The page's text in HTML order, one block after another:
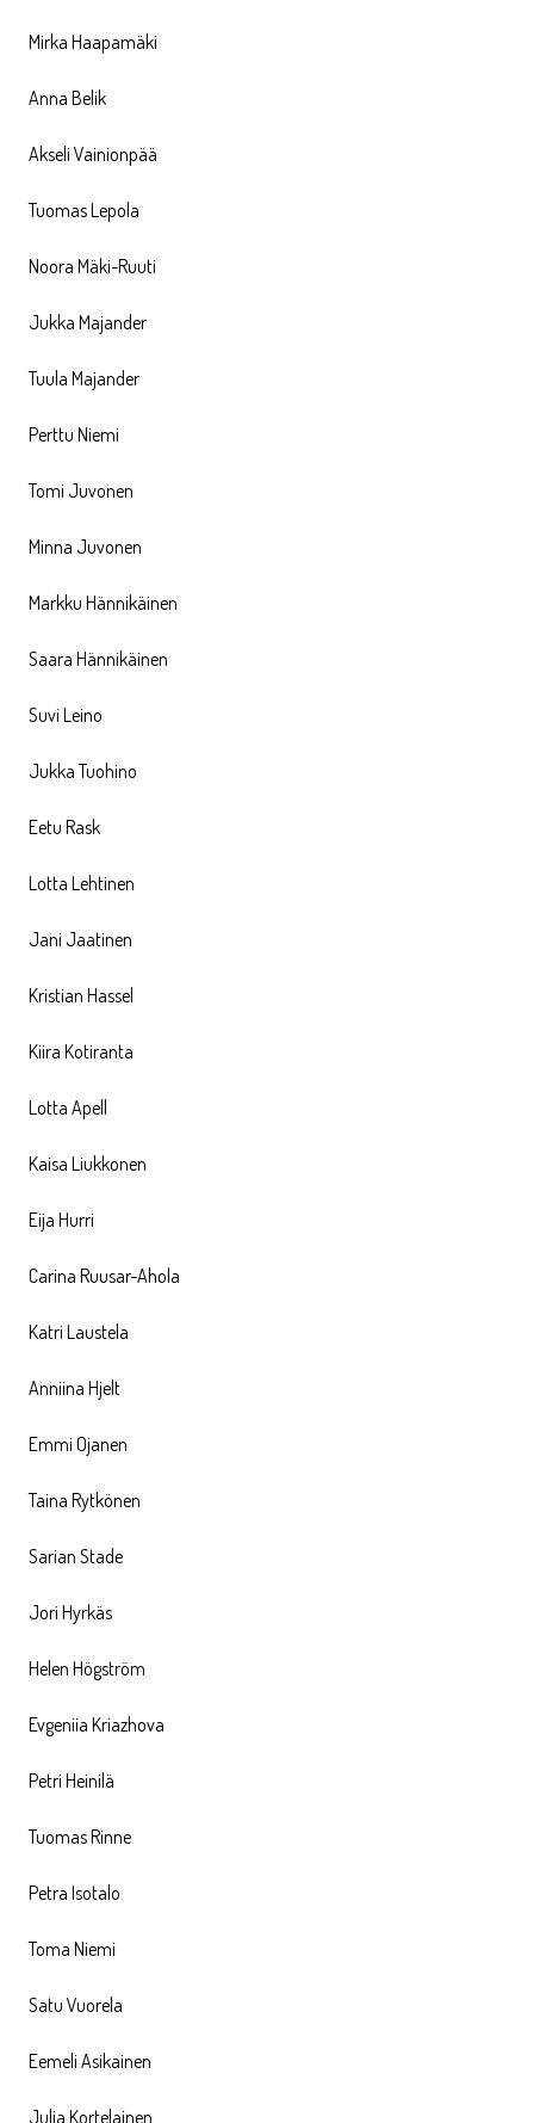
Mirka Haapamäki
Anna Belik
Akseli Vainionpää
Tuomas Lepola
Noora Mäki-Ruuti
Jukka Majander
Tuula Majander
Perttu Niemi
Tomi Juvonen
Minna Juvonen
Markku Hännikäinen
Saara Hännikäinen
Suvi Leino
Jukka Tuohino
Eetu Rask
Lotta Lehtinen
Jani Jaatinen
Kristian Hassel
Kiira Kotiranta
Lotta Apell
Kaisa Liukkonen
Eija Hurri
Carina Ruusar-Ahola
Katri Laustela
Anniina Hjelt
Emmi Ojanen
Taina Rytkönen
Sarian Stade
Jori Hyrkäs
Helen Högström
Evgeniia Kriazhova
Petri Heinilä
Tuomas Rinne
Petra Isotalo
Toma Niemi
Satu Vuorela
Eemeli Asikainen
Julia Kortelainen